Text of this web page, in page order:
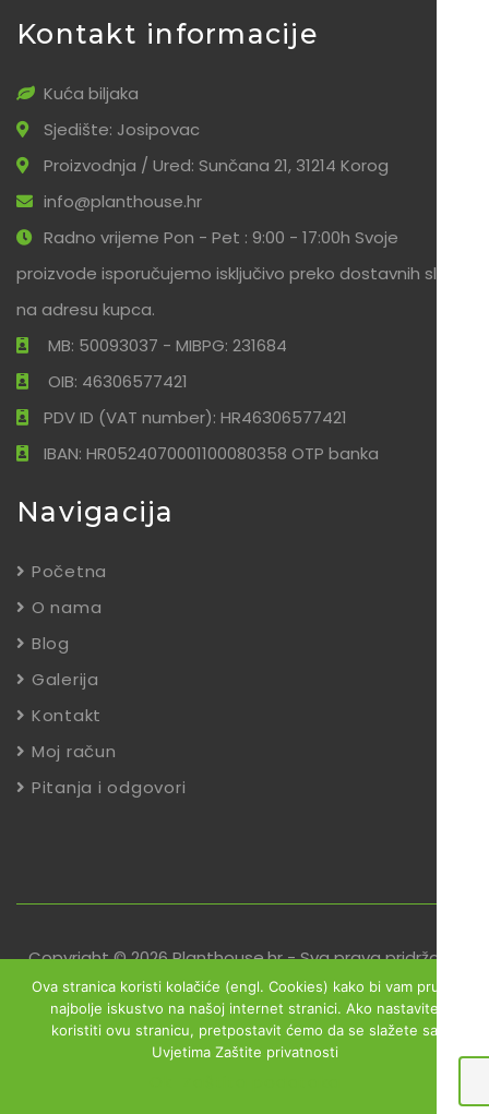
Kontakt informacije
Kuća biljaka
Sjedište: Josipovac
Proizvodnja / Ured: Sunčana 21, 31214 Korog
info@planthouse.hr
Radno vrijeme Pon - Pet : 9:00 - 17:00h Svoje
proizvode isporučujemo isključivo preko dostavnih službi
na adresu kupca.
MB: 50093037 - MIBPG: 231684
OIB: 46306577421
PDV ID (VAT number): HR46306577421
IBAN: HR0524070001100080358 OTP banka
Navigacija
Početna
O nama
Blog
Galerija
Kontakt
Moj račun
Pitanja i odgovori
Copyright © 2026 Planthouse.hr - Sva prava pridržana
Uvjeti poslovanja Reklamacije
Zaštita podataka
Izjava o sigurnosti online plaćanja
Obrazac za jednostrani raskid ugovora
Ova stranica koristi kolačiće (engl. Cookies) kako bi vam pružili
najbolje iskustvo na našoj internet stranici. Ako nastavite
koristiti ovu stranicu, pretpostavit ćemo da se slažete sa
Uvjetima Zaštite privatnosti